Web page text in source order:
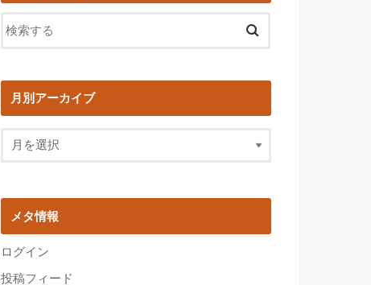
月別アーカイブ
メタ情報
ログイン
投稿フィード